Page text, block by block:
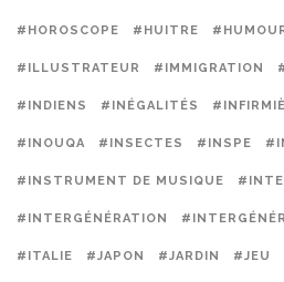
#HOROSCOPE #HUITRE
#ILLUSTRATEUR #IMMIGRATION
#INDIENS #INÉGALITÉS
#INOUQA #INSECTES #INSPE
#INSTRUMENT DE MUSIQUE
#INTERGÉNÉRATION
#ITALIE #JAPON #JARDIN #JEU